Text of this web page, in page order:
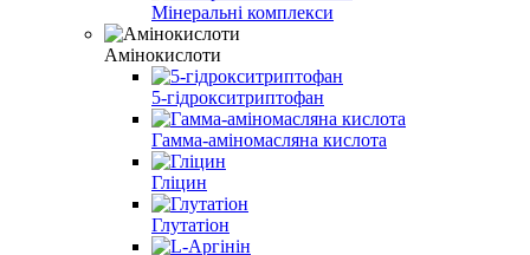
Мінеральні комплекси
Амінокислоти
5-гідрокситриптофан
Гамма-аміномасляна кислота
Гліцин
Глутатіон